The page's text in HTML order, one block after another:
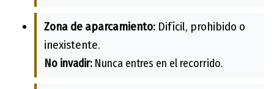
Zona de aparcamiento: Difícil, prohibido o
inexistente.
No invadir:Nunca entres en el recorrido.